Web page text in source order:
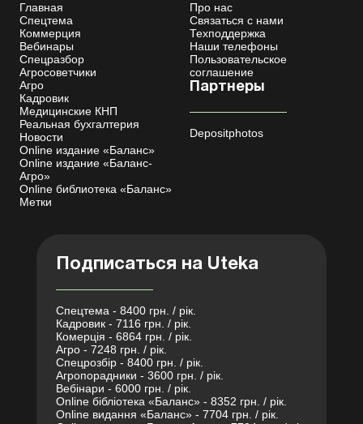
Главная
Спецтема
Коммерция
Вебинары
Спецразбор
Агросоветчики
Агро
Кадровик
Медицинские КНП
Реальная бухгалтерия
Новости
Online издание «Баланс»
Online издание «Баланс-
Агро»
Online библиотека «Баланс»
Метки
Про нас
Связаться с нами
Техподдержка
Наши телефоны
Пользовательское
соглашение
Партнеры
Depositphotos
Подписаться на Uteka
Спецтема - 8400 грн. / рік.
Кадровик - 7116 грн. / рік.
Комерція - 6864 грн. / рік.
Агро - 7248 грн. / рік.
Спецрозбір - 8400 грн. / рік.
Агропорадники - 3600 грн. / рік.
Вебінари - 6000 грн. / рік.
Online бібліотека «Баланс» - 8352 грн. / рік.
Online видання «Баланс» - 7704 грн. / рік.